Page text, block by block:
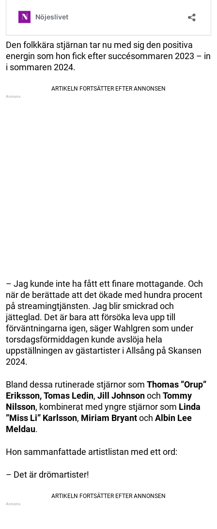
Den folkkära stjärnan tar nu med sig den positiva
energin som hon fick efter succésommaren 2023 – in
i sommaren 2024.
– Jag kunde inte ha fått ett finare mottagande. Och
när de berättade att det ökade med hundra procent
på streamingtjänsten. Jag blir smickrad och
jätteglad. Det är bara att försöka leva upp till
förväntningarna igen, säger Wahlgren som under
torsdagsförmiddagen kunde avslöja hela
uppställningen av gästartister i Allsång på Skansen
2024.
Bland dessa rutinerade stjärnor som Thomas ”Orup”
Eriksson,Tomas Ledin, Jill Johnsonoch Tommy
Nilsson, kombinerat med yngre stjärnor som Linda
”Miss Li” Karlsson, Miriam Bryantoch Albin Lee
Meldau.
Hon sammanfattade artistlistan med ett ord:
– Det är drömartister!